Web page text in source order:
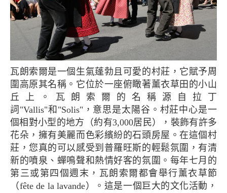
瓦朗索爾是一個生氣蓬勃且可愛的村莊，它賦予周
圍高原其名稱。它位於一座俯瞰著薰衣草田的小山
丘上。瓦朗索爾的名稱源自拉丁
詞"Vallis"和"Solis"，意思是太陽谷。村莊中心是一
個相對小型的地方（約有3,000居民），裝飾有許多
花朵，擁有美麗而色彩繽紛的石頭房屋。在這個村
莊，您真的可以感受到普羅旺斯的輕鬆氛圍，有清
新的噴泉、蟬鳴聲和熱情好客的氛圍。每年七月的
第三或第四個週末，瓦朗索爾都會舉行薰衣草節
（fête de la lavande）。這是一個巨大的文化活動，